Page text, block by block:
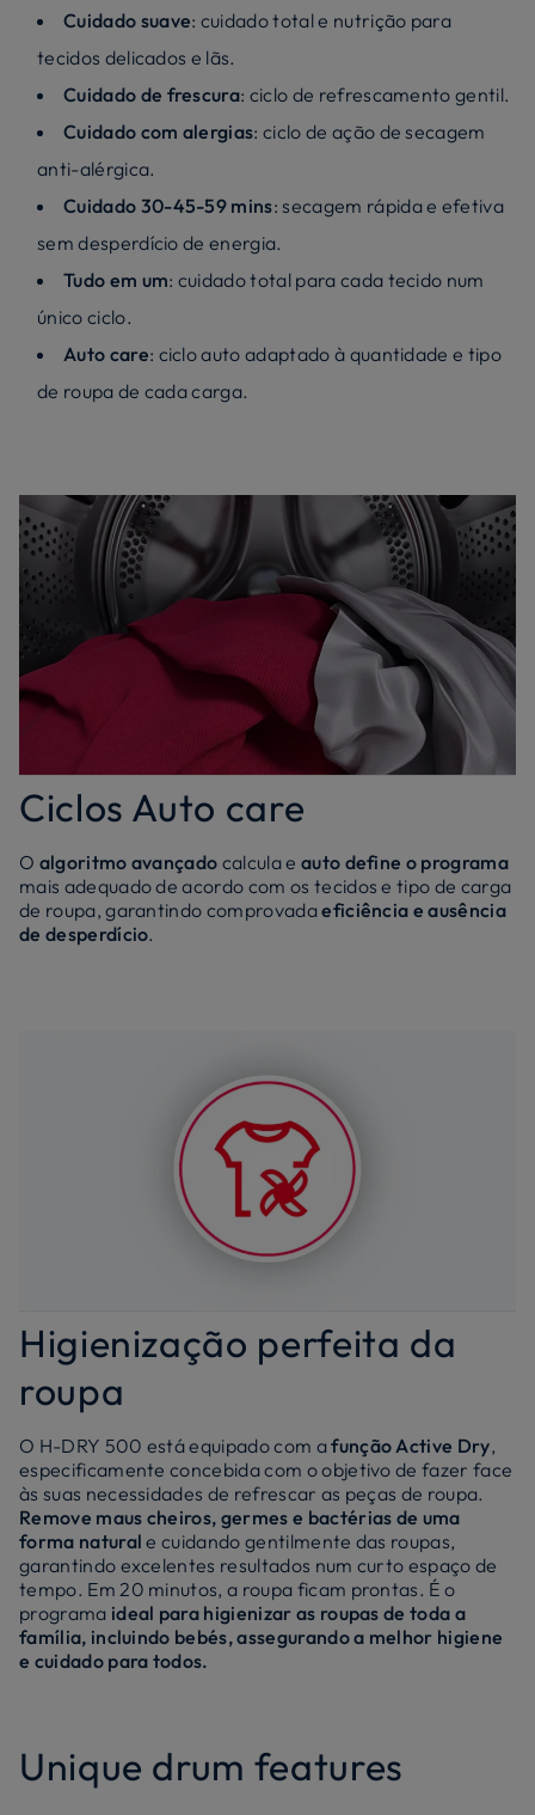
Cuidado suave: cuidado total e nutrição para
tecidos delicados e lãs.
Cuidado de frescura: ciclo de refrescamento gentil.
Cuidado com alergias: ciclo de ação de secagem
anti-alérgica.
Cuidado 30-45-59 mins: secagem rápida e efetiva
sem desperdício de energia.
Tudo em um: cuidado total para cada tecido num
único ciclo.
Auto care: ciclo auto adaptado à quantidade e tipo
de roupa de cada carga.
Ciclos Auto care
O algoritmo avançado calcula e auto define o programa
mais adequado de acordo com os tecidos e tipo de carga
de roupa, garantindo comprovadaeficiência e ausência
de desperdício.
Higienização perfeita da
roupa
O H-DRY 500 está equipado com afunção Active Dry,
especificamente concebida com o objetivo de fazer face
às suas necessidades de refrescar as peças de roupa.
Remove maus cheiros, germes e bactérias de uma
forma natural e cuidando gentilmente das roupas,
garantindo excelentes resultados num curto espaço de
tempo. Em 20 minutos, a roupa ficam prontas. É o
programa ideal para higienizar as roupas de toda a
família, incluindo bebés, assegurando a melhor higiene
e cuidado para todos.
Unique drum features